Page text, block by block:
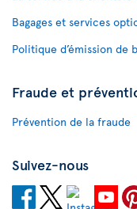
Bagages et services
Politique d’émission de
Fraude et
Prévention de la fraude
Suivez-nous